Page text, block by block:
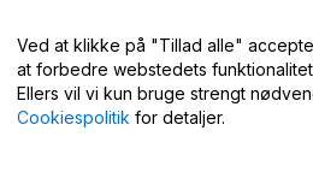
Har du spørgsmål?
Hjælpecenter / Kontakt
Ved at klikke på "Tillad alle"
at forbedre webstedets
Ellers vil vi kun bruge strengt
Cookiespolitik for detaljer.